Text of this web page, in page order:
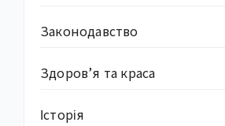
Законодавство
Здоров’я та краса
Історія